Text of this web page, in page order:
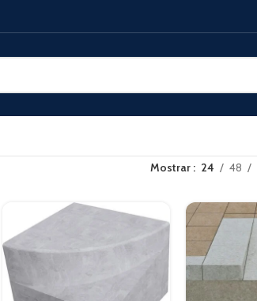
Mostrar 24 48